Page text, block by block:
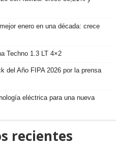
enero en una década: crece
Techno 1.3 LT 4×2
del Año FIPA 2026 por la prensa
eléctrica para una nueva
recientes